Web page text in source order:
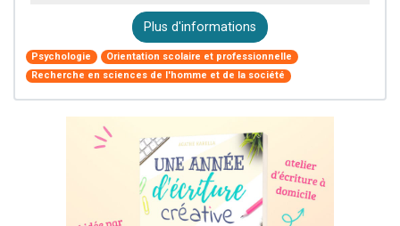
Plus d'informations
Psychologie
Orientation scolaire et professionnelle
Recherche en sciences de l'homme et de la société